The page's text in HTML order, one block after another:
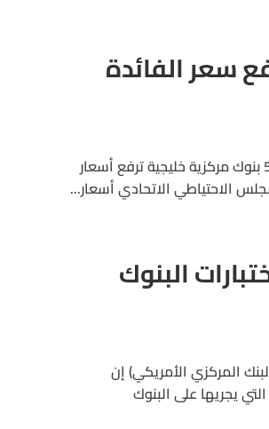
سعر الفائدة
الشركات تتحوط مع ارتفاع محتمل لتكلفة الإقراض 5 بنوك مركزية خليجية ترفع أسعار
الاحتياطي الاتحادي أسعار...
البنوك
المركزي الأمريكي) إن
يجريها على البنوك